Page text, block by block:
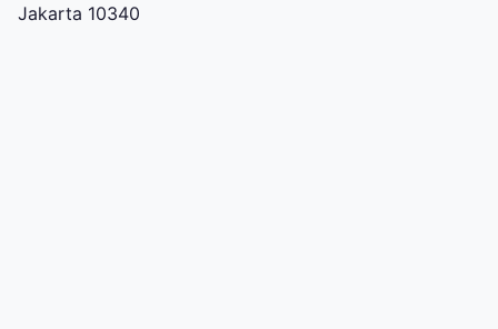
Jakarta 10340